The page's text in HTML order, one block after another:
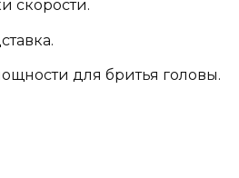
скорости.
для бритья головы.